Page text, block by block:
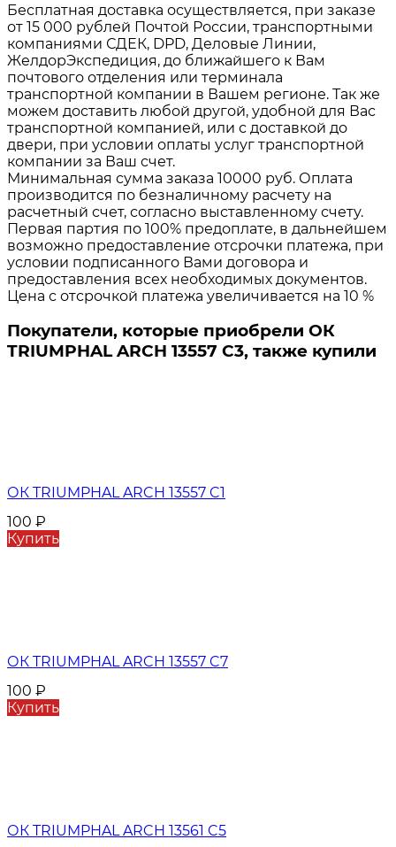
Бесплатная доставка осуществляется, при заказе
от 15 000 рублей Почтой России, транспортными
компаниями СДЕК, DPD, Деловые Линии,
ЖелдорЭкспедиция, до ближайшего к Вам
почтового отделения или терминала
транспортной компании в Вашем регионе. Так же
можем доставить любой другой, удобной для Вас
транспортной компанией, или с доставкой до
двери, при условии оплаты услуг транспортной
компании за Ваш счет.
Минимальная сумма заказа 10000 руб. Оплата
производится по безналичному расчету на
расчетный счет, согласно выставленному счету.
Первая партия по 100% предоплате, в дальнейшем
возможно предоставление отсрочки платежа, при
условии подписанного Вами договора и
предоставления всех необходимых документов.
Цена с отсрочкой платежа увеличивается на 10 %
Покупатели, которые приобрели ОК
TRIUMPHAL ARCH 13557 C3, также купили
ОК TRIUMPHAL ARCH 13557 C1
100 ₽
Купить
ОК TRIUMPHAL ARCH 13557 C7
100 ₽
Купить
ОК TRIUMPHAL ARCH 13561 C5